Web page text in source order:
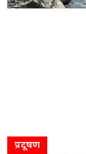
प्रदूषण